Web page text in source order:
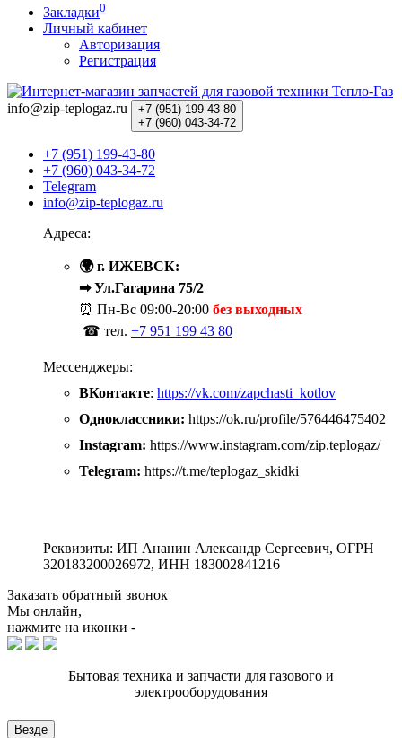
Закладки0
Личный кабинет
Авторизация
Регистрация
info@zip-teplogaz.ru +7 (951) 199-43-80
+7 (960) 043-34-72
+7 (951) 199-43-80
+7 (960) 043-34-72
Telegram
info@zip-teplogaz.ru
Адреса:
🌍 г. ИЖЕВСК:
➡ Ул.Гагарина 75/2
⏰ Пн-Вс 09:00-20:00 без выходных
☎ тел. +7 951 199 43 80
Мессенджеры:
ВКонтакте: https://vk.com/zapchasti_kotlov
Одноклассники: https://ok.ru/profile/576446475402
Instagram: https://www.instagram.com/zip.teplogaz/
Telegram: https://t.me/teplogaz_skidki
Реквизиты: ИП Ананин Александр Сергеевич, ОГРН
320183200026972, ИНН 183002841216
Заказать обратный звонок
Мы онлайн,
нажмите на иконки -
Бытовая техника и запчасти для газового и
электрооборудования
Везде